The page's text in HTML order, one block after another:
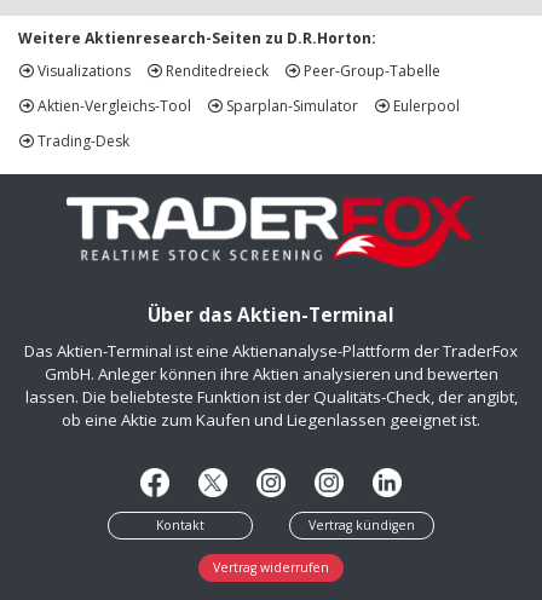
Weitere Aktienresearch-Seiten zu D.R.Horton:
Visualizations
Renditedreieck
Peer-Group-Tabelle
Aktien-Vergleichs-Tool
Sparplan-Simulator
Eulerpool
Trading-Desk
Über das Aktien-Terminal
Das Aktien-Terminal ist eine Aktienanalyse-Plattform der TraderFox
GmbH. Anleger können ihre Aktien analysieren und bewerten
lassen. Die beliebteste Funktion ist der Qualitäts-Check, der angibt,
ob eine Aktie zum Kaufen und Liegenlassen geeignet ist.
Kontakt Vertrag kündigen
Vertrag widerrufen